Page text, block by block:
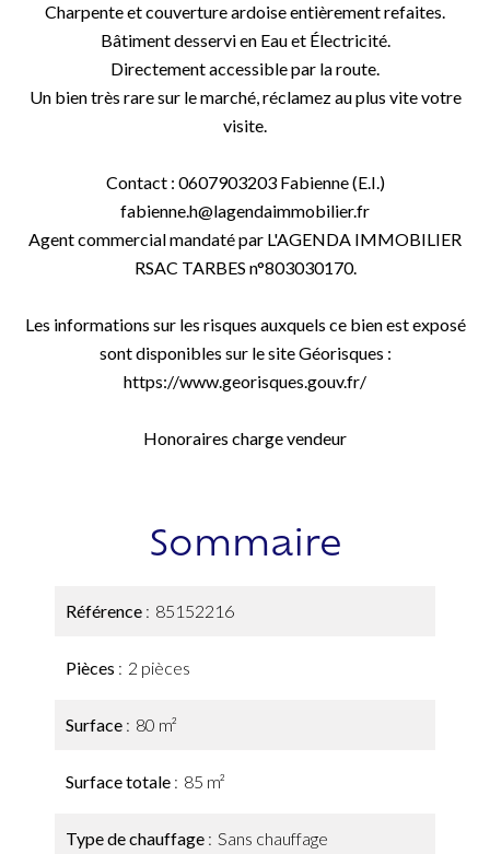
Charpente et couverture ardoise entièrement refaites.
Bâtiment desservi en Eau et Électricité.
Directement accessible par la route.
Un bien très rare sur le marché, réclamez au plus vite votre
visite.
Contact : 0607903203 Fabienne (E.I.)
fabienne.h@lagendaimmobilier.fr
Agent commercial mandaté par L'AGENDA IMMOBILIER
RSAC TARBES n°803030170.
Les informations sur les risques auxquels ce bien est exposé
sont disponibles sur le site Géorisques :
https://www.georisques.gouv.fr/
Honoraires charge vendeur
Sommaire
Référence 85152216
Pièces 2 pièces
Surface 80 m²
Surface totale 85 m²
Type de chauffage Sans chauffage